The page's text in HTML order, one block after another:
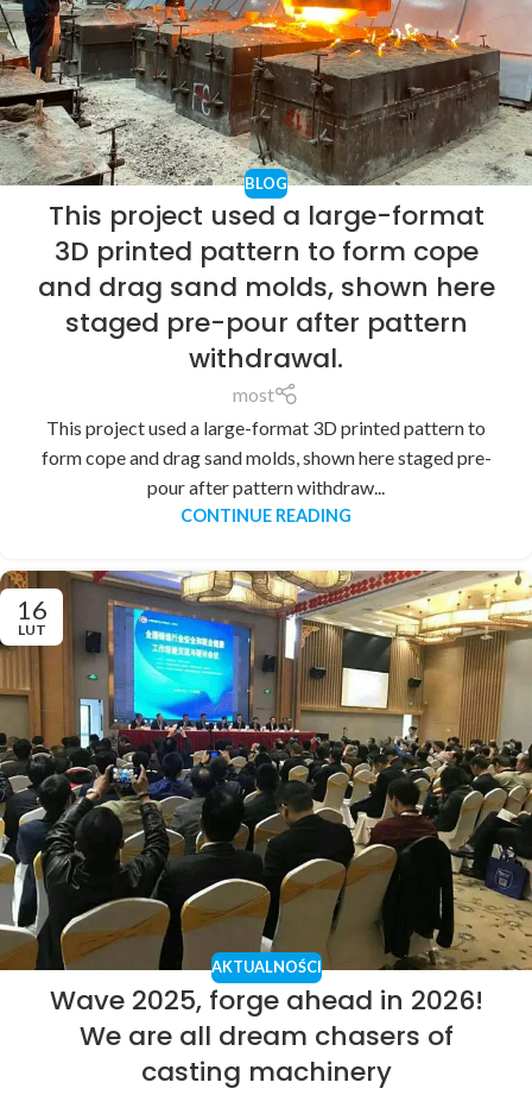
BLOG
This project used a large-format
3D printed pattern to form cope
and drag sand molds, shown here
staged pre-pour after pattern
withdrawal.
most
This project used a large-format 3D printed pattern to
form cope and drag sand molds, shown here staged pre-
pour after pattern withdraw...
CONTINUE READING
16
LUT
AKTUALNOŚCI
Wave 2025, forge ahead in 2026!
We are all dream chasers of
casting machinery